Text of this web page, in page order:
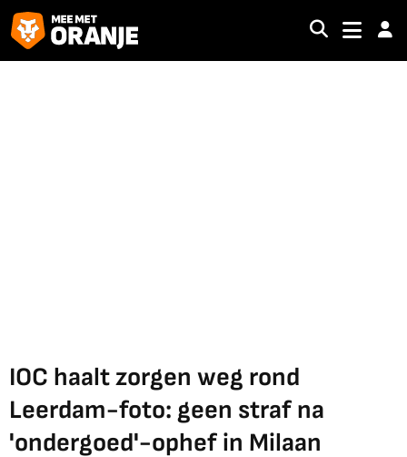
IOC haalt zorgen weg rond
Leerdam-foto: geen straf na
'ondergoed'-ophef in Milaan